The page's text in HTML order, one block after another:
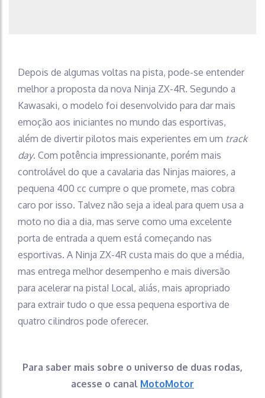
Depois de algumas voltas na pista, pode-se entender
melhor a proposta da nova Ninja ZX-4R. Segundo a
Kawasaki, o modelo foi desenvolvido para dar mais
emoção aos iniciantes no mundo das esportivas,
além de divertir pilotos mais experientes em um track
day. Com potência impressionante, porém mais
controlável do que a cavalaria das Ninjas maiores, a
pequena 400 cc cumpre o que promete, mas cobra
caro por isso. Talvez não seja a ideal para quem usa a
moto no dia a dia, mas serve como uma excelente
porta de entrada a quem está começando nas
esportivas. A Ninja ZX-4R custa mais do que a média,
mas entrega melhor desempenho e mais diversão
para acelerar na pista! Local, aliás, mais apropriado
para extrair tudo o que essa pequena esportiva de
quatro cilindros pode oferecer.
Para saber mais sobre o universo de duas rodas,
acesse o canal MotoMotor